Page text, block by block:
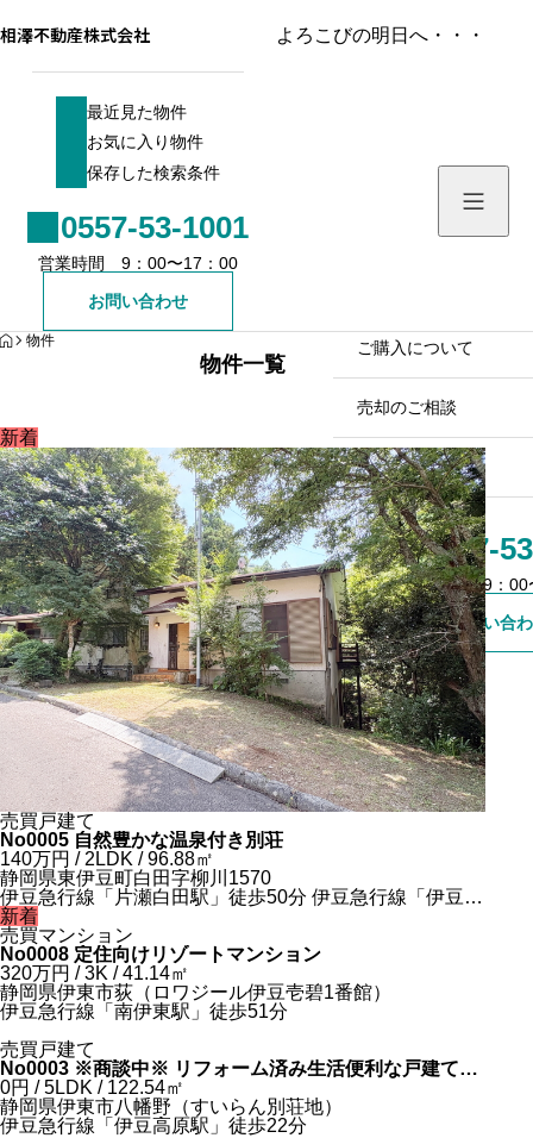
売買戸建て
売買土地
売買マンション
売買一棟ビル
売買事業用
賃貸戸建て
賃貸マンション
賃貸事業用
ご購入について
売却のご相談
会社案内
0557-
営業時間 9：00
お問い合
相澤不動産株式会社 よろこびの明日へ・・・
最近見た物件
お気に入り物件
保存した検索条件
0557-53-1001
営業時間 9：00〜17：00
お問い合わせ
HOME
物件
物件一覧
新着
売買戸建て
No0005 自然豊かな温泉付き別荘
140万円 / 2LDK / 96.88㎡
静岡県東伊豆町白田字柳川1570
伊豆急行線「片瀬白田駅」徒歩50分 伊豆急行線「伊豆稲
取駅」徒歩75分
新着
売買マンション
No0008 定住向けリゾートマンション
320万円 / 3K / 41.14㎡
静岡県伊東市荻（ロワジール伊豆壱碧1番館）
伊豆急行線「南伊東駅」徒歩51分
売買戸建て
No0003 ※商談中※ リフォーム済み生活便利な戸建て５
SLDK
0円 / 5LDK / 122.54㎡
静岡県伊東市八幡野（すいらん別荘地）
伊豆急行線「伊豆高原駅」徒歩22分